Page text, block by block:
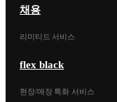
채용
리미티드 서비스
flex black
현장/매장 특화 서비스